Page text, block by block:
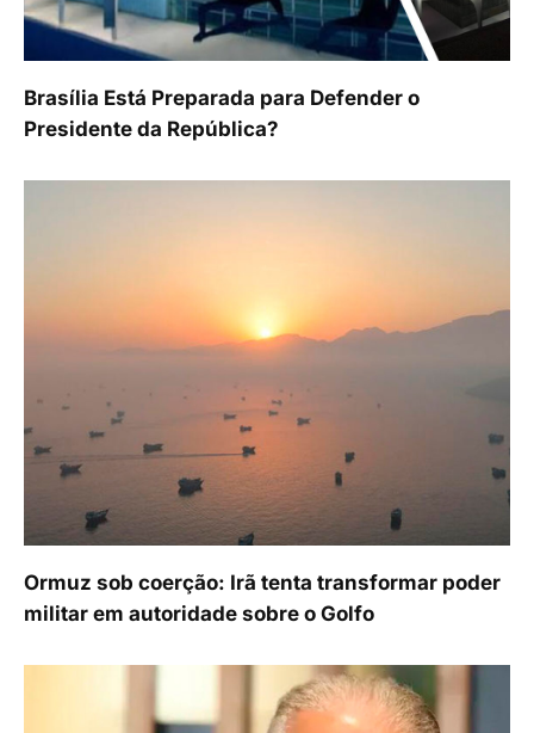
Brasília Está Preparada para Defender o
Presidente da República?
Ormuz sob coerção: Irã tenta transformar poder
militar em autoridade sobre o Golfo